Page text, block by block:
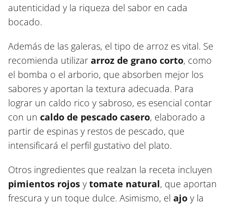
autenticidad y la riqueza del sabor en cada
bocado.
Además de las galeras, el tipo de arroz es vital. Se
recomienda utilizar arroz de grano corto, como
el bomba o el arborio, que absorben mejor los
sabores y aportan la textura adecuada. Para
lograr un caldo rico y sabroso, es esencial contar
con un caldo de pescado casero, elaborado a
partir de espinas y restos de pescado, que
intensificará el perfil gustativo del plato.
Otros ingredientes que realzan la receta incluyen
pimientos rojos ytomate natural, que aportan
frescura y un toque dulce. Asimismo, el ajo y la